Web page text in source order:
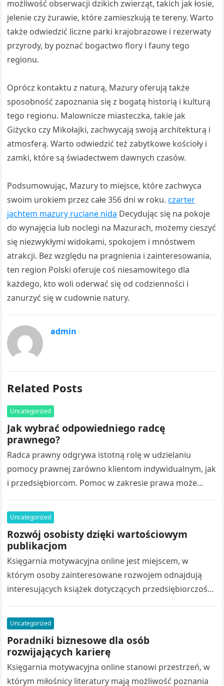
możliwość obserwacji dzikich zwierząt, takich jak łosie,
jelenie czy żurawie, które zamieszkują te tereny. Warto
także odwiedzić liczne parki krajobrazowe i rezerwaty
przyrody, by poznać bogactwo flory i fauny tego
regionu.
Oprócz kontaktu z naturą, Mazury oferują także
sposobność zapoznania się z bogatą historią i kulturą
tego regionu. Malownicze miasteczka, takie jak
Giżycko czy Mikołajki, zachwycają swoją architekturą i
atmosferą. Warto odwiedzić też zabytkowe kościoły i
zamki, które są świadectwem dawnych czasów.
Podsumowując, Mazury to miejsce, które zachwyca
swoim urokiem przez całe 356 dni w roku.czarter
jachtem mazury ruciane nida Decydując się na pokoje
do wynajęcia lub noclegi na Mazurach, możemy cieszyć
się niezwykłymi widokami, spokojem i mnóstwem
atrakcji. Bez względu na pragnienia i zainteresowania,
ten region Polski oferuje coś niesamowitego dla
każdego, kto woli oderwać się od codzienności i
zanurzyć się w cudownie natury.
admin
Related Posts
Uncategorized
Jak wybrać odpowiedniego radcę
prawnego?
Radca prawny odgrywa istotną rolę w udzielaniu
pomocy prawnej zarówno klientom indywidualnym, jak
i przedsiębiorcom. Pomoc w zakresie prawa może
przygotowywanie umów…
Uncategorized
Rozwój osobisty dzięki wartościowym
publikacjom
Księgarnia motywacyjna online jest miejscem, w
którym osoby zainteresowane rozwojem odnajdują
interesujących książek dotyczących przedsiębiorczości.
biznesowe, stanowią źródło inspiracji. Wydawnictwo
rozwój osobisty…
Uncategorized
Poradniki biznesowe dla osób
rozwijających karierę
Księgarnia motywacyjna online stanowi przestrzeń, w
którym miłośnicy literatury mają możliwość poznania